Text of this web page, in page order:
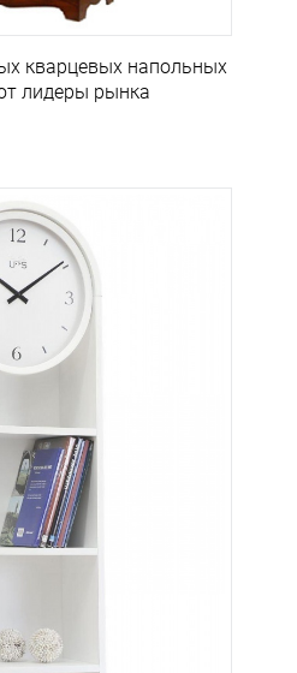
кварцевых напольных
лидеры рынка